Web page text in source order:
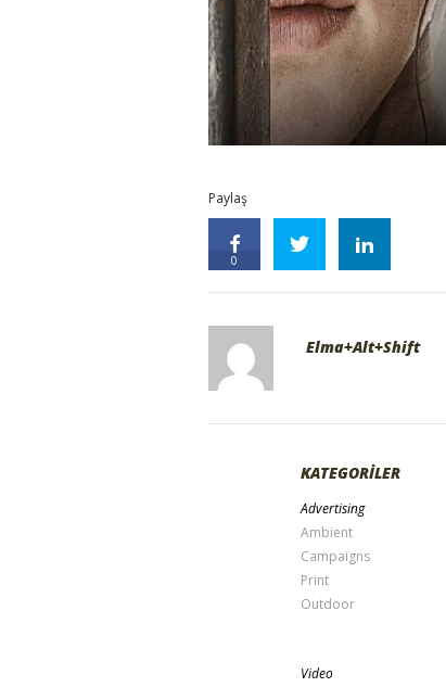
Paylaş
0
Elma+Alt+Shift
KATEGORİLER
Advertising
Ambient
Campaigns
Print
Outdoor
Video